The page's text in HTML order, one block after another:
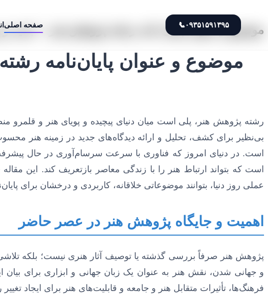
۰۹۳۵۱۵۹۱۳۹۵📞 صفحه اصلی
موضوع و عنوان پایان نامه رشته پژوهش هنر + جدید و
موضوع و عنوان پایان‌نامه
رشته پژوهش هنر، پلی است میان دنیای پیچیده و پویای هنر و قلمرو
بی‌نظیر برای کشف، تحلیل و ارائه دیدگاه‌های جدید در زمینه هنر
است. در دنیای امروز که فناوری با سرعت سرسام‌آوری در حال پیشرفت
است که بتواند ارتباط هنر را با زندگی معاصر بازتعریف کند. این
عملی روز دنیا، بتوانند موضوعاتی خلاقانه، کاربردی و درخشان برای
اهمیت و جایگاه پژوهش هنر در عصر حاضر
پژوهش هنر صرفاً بررسی گذشته یا توصیف آثار هنری نیست؛ بلکه
و جهانی شدن، نقش هنر به عنوان یک زبان جهانی و ابزاری برای
فرهنگ‌ها، تأثیرات متقابل هنر و جامعه و قابلیت‌های هنر برای ایجاد تغییر